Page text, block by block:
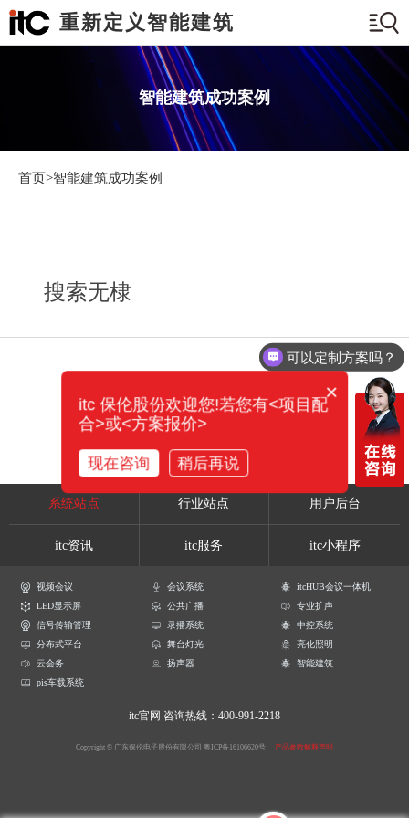
重新定义智能建筑
智能建筑成功案例
首页>智能建筑成功案例
搜索无棣
系统站点 行业站点 用户后台
itc资讯 itc服务 itc小程序
视频会议 会议系统
itcHUB会议一体机
LED显示屏
公共广播
专业扩声
信号传输管理
录播系统
中控系统
分布式平台
舞台灯光
亮化照明
云会务
扬声器
智能建筑
pis车载系统
itc官网 咨询热线：400-991-2218
Copyright © 广东保伦电子股份有限公司 粤ICP备16106620号 产品参数解释声明
可以定制方案吗？
×
itc 保伦股份欢迎您!若您有<项目配
合>或<方案报价>
现在咨询 稍后再说